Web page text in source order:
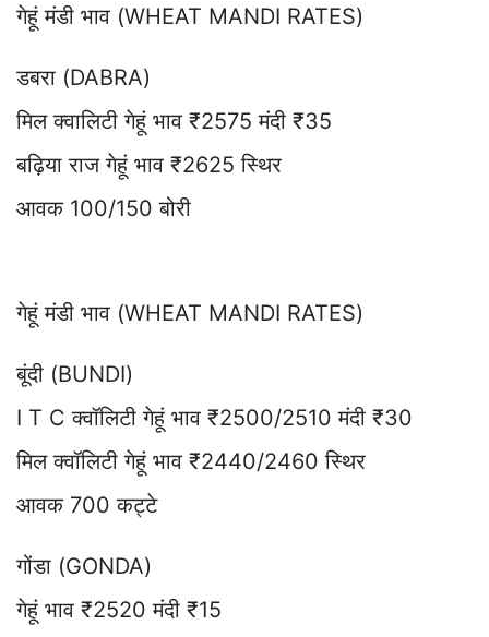
गेहूं मंडी भाव (WHEAT MANDI RATES)
डबरा (DABRA)
मिल क्वालिटी गेहूं भाव ₹2575 मंदी ₹35
बढ़िया राज गेहूं भाव ₹2625 स्थिर
आवक 100/150 बोरी
गेहूं मंडी भाव (WHEAT MANDI RATES)
बूंदी (BUNDI)
I T C क्वॉलिटी गेहूं भाव ₹2500/2510 मंदी ₹30
मिल क्वॉलिटी गेहूं भाव ₹2440/2460 स्थिर
आवक 700 कट्टे
गोंडा (GONDA)
गेहूं भाव ₹2520 मंदी ₹15